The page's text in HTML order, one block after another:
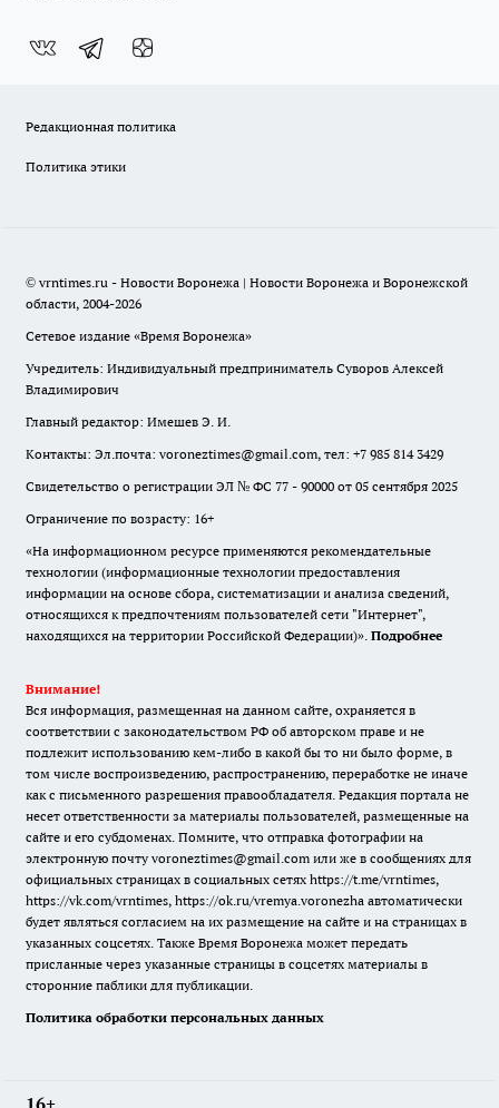
Редакционная политика
Политика этики
© vrntimes.ru - Новости Воронежа | Новости Воронежа и Воронежской
области, 2004-2026
Сетевое издание «Время Воронежа»
Учредитель: Индивидуальный предприниматель Суворов Алексей
Владимирович
Главный редактор: Имешев Э. И.
Контакты: Эл.почта: voroneztimes@gmail.com, тел: +7 985 814 3429
Свидетельство о регистрации ЭЛ № ФС 77 - 90000 от 05 сентября 2025
Ограничение по возрасту: 16+
«На информационном ресурсе применяются рекомендательные
технологии (информационные технологии предоставления
информации на основе сбора, систематизации и анализа сведений,
относящихся к предпочтениям пользователей сети "Интернет",
находящихся на территории Российской Федерации)». Подробнее
Внимание!
Вся информация, размещенная на данном сайте, охраняется в
соответствии с законодательством РФ об авторском праве и не
подлежит использованию кем-либо в какой бы то ни было форме, в
том числе воспроизведению, распространению, переработке не иначе
как с письменного разрешения правообладателя. Редакция портала не
несет ответственности за материалы пользователей, размещенные на
сайте и его субдоменах. Помните, что отправка фотографии на
электронную почту voroneztimes@gmail.com или же в сообщениях для
официальных страницах в социальных сетях https://t.me/vrntimes,
https://vk.com/vrntimes, https://ok.ru/vremya.voronezha автоматически
будет являться согласием на их размещение на сайте и на страницах в
указанных соцсетях. Также Время Воронежа может передать
присланные через указанные страницы в соцсетях материалы в
сторонние паблики для публикации.
Политика обработки персональных данных
16+